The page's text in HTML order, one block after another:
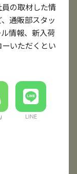
の取材した情
通販部スタッ
情報、新入荷
いただくとい
LINE